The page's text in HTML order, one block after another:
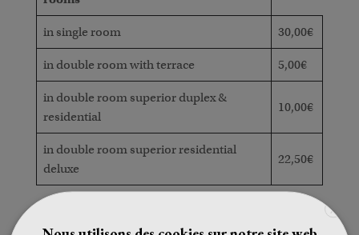
in single room 30,00€
in double room with terrace 5,00€
in double room superior duplex &
residential
10,00€
in double room superior residential
deluxe
22,50€
X